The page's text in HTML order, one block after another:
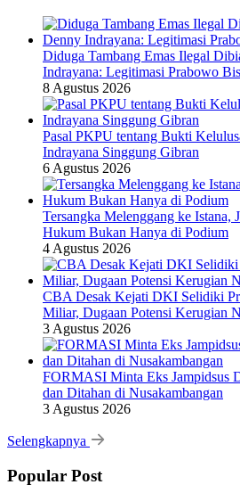
Diduga Tambang Emas Ilegal
Indrayana: Legitimasi Prabowo
8 Agustus 2026
Pasal PKPU tentang Bukti
Indrayana Singgung Gibran
6 Agustus 2026
Tersangka Melenggang ke Istana,
Hukum Bukan Hanya di Podium
4 Agustus 2026
CBA Desak Kejati DKI Selidiki
Miliar, Dugaan Potensi Kerugian
3 Agustus 2026
FORMASI Minta Eks Jampidsus
dan Ditahan di Nusakambangan
3 Agustus 2026
Selengkapnya
Popular Post